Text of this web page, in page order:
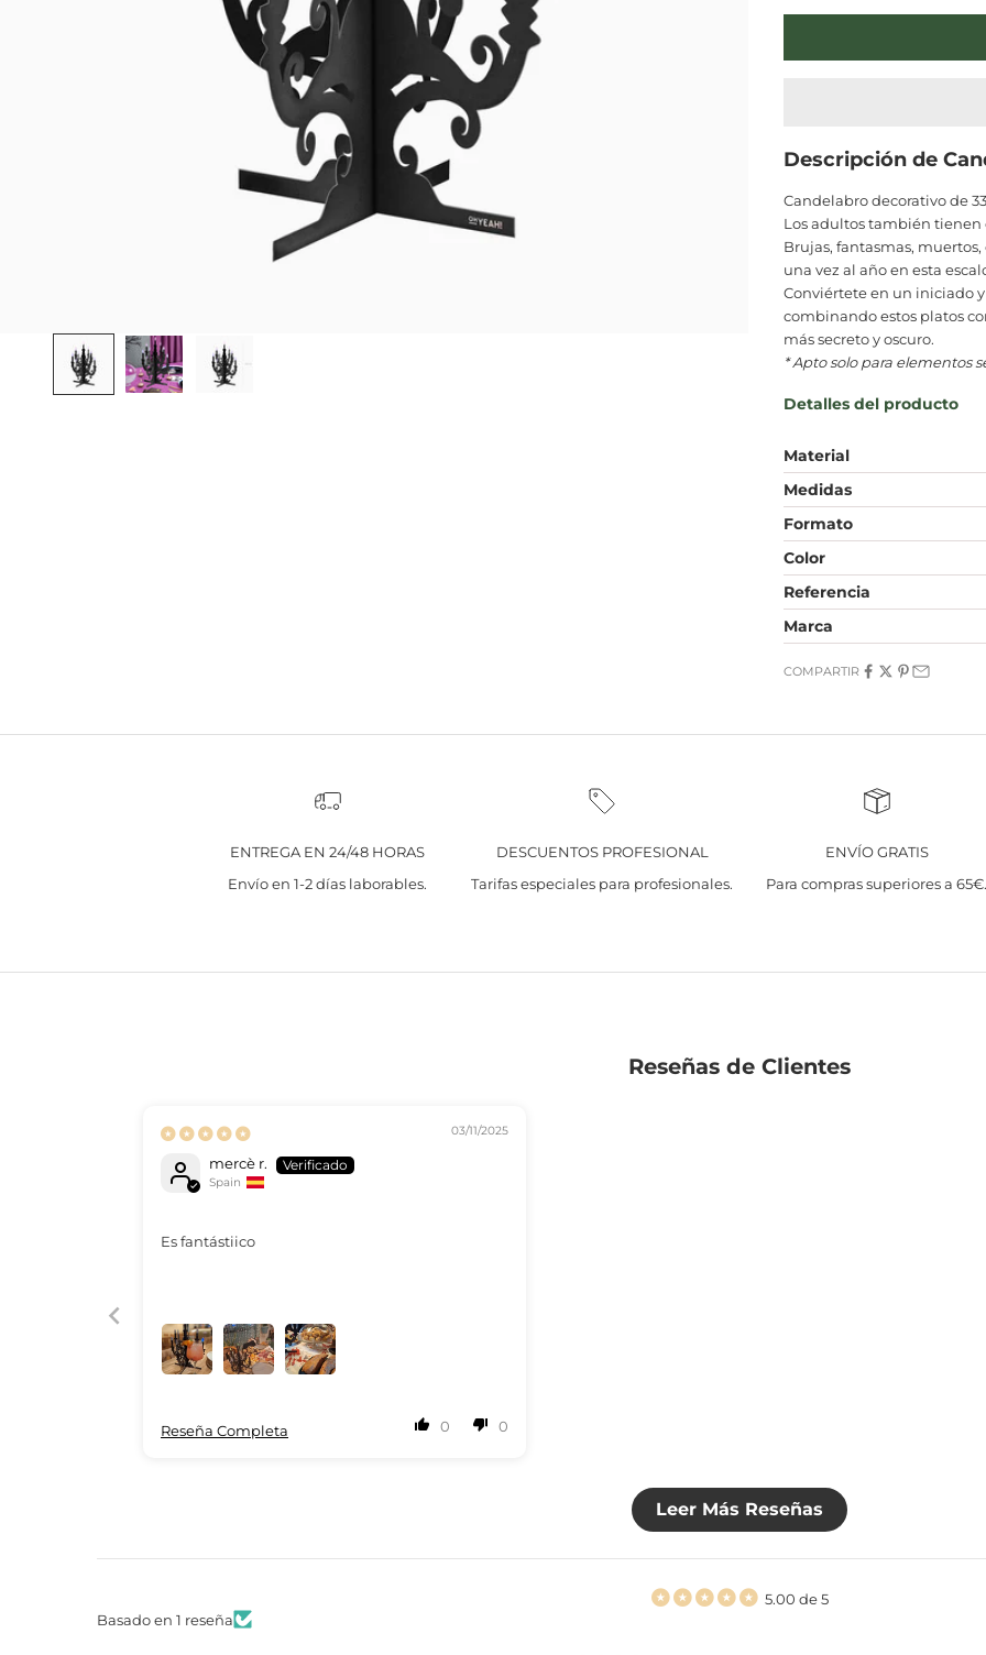
Descripción de
Candelabro decorativo de
Los adultos también tienen
Brujas, fantasmas,
una vez al año en esta
Conviértete en un iniciado
combinando estos platos
más secreto y oscuro.
* Apto solo para elementos
Detalles del producto
Material
Medidas
Formato
Color
Referencia
Marca
COMPARTIR
ENTREGA EN 24/48 HORAS
Envío en 1-2 días laborables.
DESCUENTOS PROFESIONAL
Tarifas especiales para profesionales.
ENVÍO GRATIS
Para compras superiores a
Reseñas de Clientes
03/11/2025
mercè r.
Spain
Es fantástiico
0 0
Reseña Completa
Leer Más Reseñas
5.00 de 5
Basado en 1 reseña